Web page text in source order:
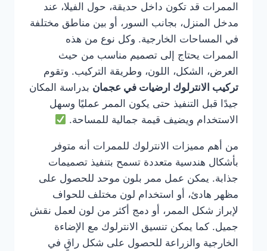
الممرات قد تكون داخل حديقة، حول الفيلا، عند
مدخل المنزل، بجانب السور، أو بين مناطق مختلفة
في المساحات الخارجية. وكل نوع من هذه
الممرات يحتاج إلى تصميم مناسب من حيث
العرض، الشكل، اللون، وطريقة التركيب. وتقوم
تركيب الانترلوك ارضيات في عجمان بدراسة المكان
جيدًا قبل التنفيذ حتى يكون الممر عمليًا وسهل
الاستخدام ويضيف قيمة جمالية للمساحة.
من أهم مميزات الانترلوك للممرات أنه متوفر
بأشكال هندسية متعددة تسمح بتنفيذ تصميمات
جذابة. يمكن عمل ممر بلون موحد للحصول على
مظهر هادئ، أو استخدام لون مختلف للحواف
لإبراز شكل الممر، أو دمج أكثر من لون لعمل نقش
جميل. كما يمكن تنسيق الانترلوك مع الإضاءة
الخارجية والزراعة للحصول على شكل راقٍ في